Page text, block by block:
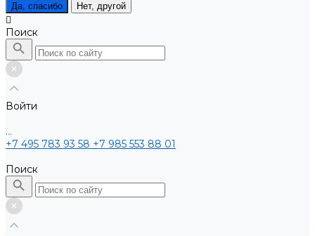
Да, спасибо Нет, другой
Поиск
Войти
...
+7 495 783 93 58 +7 985 553 88 01
Поиск